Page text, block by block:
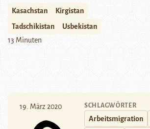
Kasachstan
Kirgistan
Tadschikistan
Usbekistan
13 Minuten
19. März 2020 SCHLAGWÖRTER
Arbeitsmigration